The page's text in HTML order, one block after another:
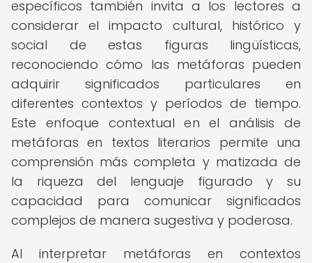
específicos también invita a los lectores a
considerar el impacto cultural, histórico y
social de estas figuras lingüísticas,
reconociendo cómo las metáforas pueden
adquirir significados particulares en
diferentes contextos y períodos de tiempo.
Este enfoque contextual en el análisis de
metáforas en textos literarios permite una
comprensión más completa y matizada de
la riqueza del lenguaje figurado y su
capacidad para comunicar significados
complejos de manera sugestiva y poderosa.
Al interpretar metáforas en contextos